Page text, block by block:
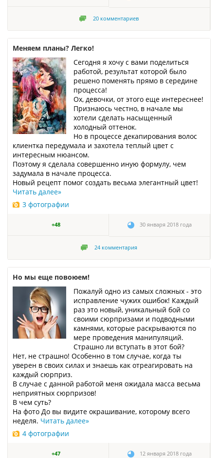
20 комментариев
Меняем планы? Легко!
Сегодня я хочу с вами поделиться
работой, результат которой было
решено поменять прямо в середине
процесса!
Ох, девочки, от этого еще интереснее!
Признаюсь честно, в начале мы
хотели сделать насыщенный
холодный оттенок.
Но в процессе декапирования волос
клиентка передумала и захотела теплый цвет с
интересным нюансом.
Поэтому я сделала совершенно иную формулу, чем
задумала в начале процесса.
Новый рецепт помог создать весьма элегантный цвет!
Читать далее»
3 фотографии
+48 30 января 2018 года
24 комментария
Но мы еще повоюем!
Пожалуй одно из самых сложных - это
исправление чужих ошибок! Каждый
раз это новый, уникальный бой со
своими сюрпризами и подводными
камнями, которые раскрываются по
мере проведения манипуляций.
Страшно ли вступать в этот бой?
Нет, не страшно! Особенно в том случае, когда ты
уверен в своих силах и знаешь как отреагировать на
каждый сюрприз.
В случае с данной работой меня ожидала масса весьма
неприятных сюрпризов!
В чем суть?
На фото До вы видите окрашивание, которому всего
неделя. Читать далее»
4 фотографии
+47 12 января 2018 года